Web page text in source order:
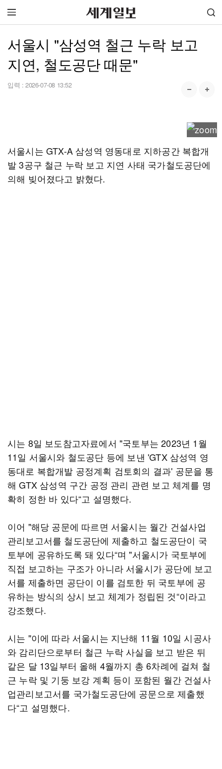
서울시 "삼성역 철근 누락 보고
지연, 철도공단 때문"
입력 : 2026-07-08 13:52
서울시는 GTX-A 삼성역 영동대로 지하공간 복합개
발 3공구 철근 누락 보고 지연 사태 국가철도공단에
의해 빚어졌다고 밝혔다.
시는 8일 보도참고자료에서 "국토부는 2023년 1월
11일 서울시와 철도공단 등에 보낸 'GTX 삼성역 영
동대로 복합개발 공정계획 검토회의 결과' 공문을 통
해 GTX 삼성역 구간 공정 관리 관련 보고 체계를 명
확히 정한 바 있다“고 설명했다.
이어 "해당 공문에 따르면 서울시는 월간 건설사업
관리보고서를 철도공단에 제출하고 철도공단이 국
토부에 공유하도록 돼 있다“며 "서울시가 국토부에
직접 보고하는 구조가 아니라 서울시가 공단에 보고
서를 제출하면 공단이 이를 검토한 뒤 국토부에 공
유하는 방식의 상시 보고 체계가 정립된 것“이라고
강조했다.
시는 "이에 따라 서울시는 지난해 11월 10일 시공사
와 감리단으로부터 철근 누락 사실을 보고 받은 뒤
같은 달 13일부터 올해 4월까지 총 6차례에 걸쳐 철
근 누락 및 기둥 보강 계획 등이 포함된 월간 건설사
업관리보고서를 국가철도공단에 공문으로 제출했
다“고 설명했다.